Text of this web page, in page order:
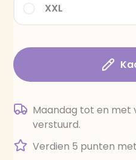
XXL
Maandag tot en met
verstuurd.
Verdien 5 punten